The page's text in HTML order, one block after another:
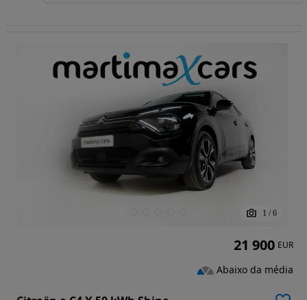
1 / 6
21 900 EUR
Abaixo da média